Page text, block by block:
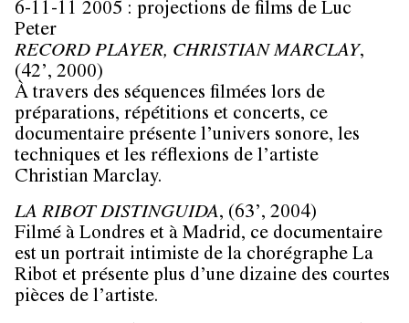
6-11-11 2005 : projections de films de Luc
Peter
RECORD PLAYER, CHRISTIAN MARCLAY,
(42’, 2000)
À travers des séquences filmées lors de
préparations, répétitions et concerts, ce
documentaire présente l’univers sonore, les
techniques et les réflexions de l’artiste
Christian Marclay.
LA RIBOT DISTINGUIDA, (63’, 2004)
Filmé à Londres et à Madrid, ce documentaire
est un portrait intimiste de la chorégraphe La
Ribot et présente plus d’une dizaine des courtes
pièces de l’artiste.